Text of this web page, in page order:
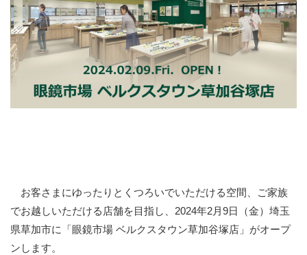
お客さまにゆったりとくつろいでいただける空間、ご家族
でお越しいただける店舗を目指し、2024年2月9日（金）埼玉
県草加市に「眼鏡市場 ベルクスタウン草加谷塚店」がオープ
ンします。